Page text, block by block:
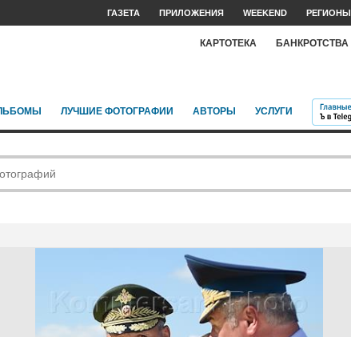
ГАЗЕТА ПРИЛОЖЕНИЯ WEEKEND РЕГИОНЫ
КАРТОТЕКА БАНКРОТСТВА
ЛУЧШИЕ ФОТОГРАФИИ АВТОРЫ УСЛУГИ